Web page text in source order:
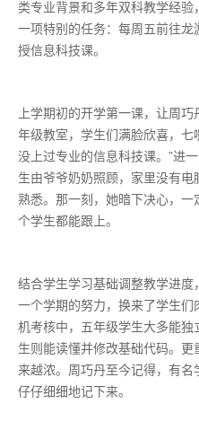
类专业背景和多年双科教学经
一项特别的任务：每周五前往
授信息科技课。
上学期初的开学第一课，让周
年级教室，学生们满脸欣喜，七
没上过专业的信息科技课。”进
生由爷爷奶奶照顾，家里没有
熟悉。那一刻，她暗下决心，
个学生都能跟上。
结合学生学习基础调整教学进
一个学期的努力，换来了学生
机考核中，五年级学生大多能
生则能读懂并修改基础代码。
来越浓。周巧丹至今记得，有
仔仔细细地记下来。